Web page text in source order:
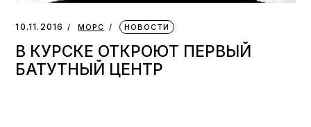
10.11.2016 МОРС НОВОСТИ
В КУРСКЕ ОТКРОЮТ ПЕРВЫЙ
БАТУТНЫЙ ЦЕНТР